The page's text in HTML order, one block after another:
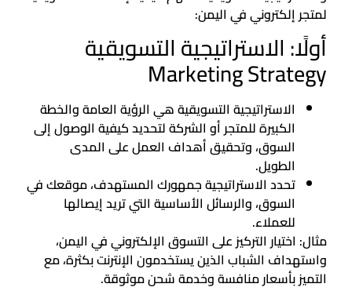
لمتجر إلكتروني في اليمن:
أولًا: الاستراتيجية التسويقية
Marketing Strategy
الاستراتيجية التسويقية هي الرؤية العامة والخطة
الكبيرة للمتجر أو الشركة لتحديد كيفية الوصول إلى
السوق، وتحقيق أهداف العمل على المدى
الطويل.
تحدد الاستراتيجية جمهورك المستهدف، موقعك في
السوق، والرسائل الأساسية التي تريد إيصالها
للعملاء.
مثال: اختيار التركيز على التسوق الإلكتروني في اليمن،
واستهداف الشباب الذين يستخدمون الإنترنت بكثرة، مع
التميز بأسعار منافسة وخدمة شحن موثوقة.